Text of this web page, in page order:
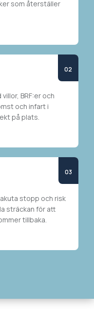
som återställer
BRF:er och
och infart i
på plats.
stopp och risk
sträckan för att
tillbaka.